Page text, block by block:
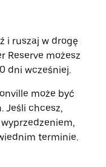
i ruszaj w drogę
Reserve możesz
dni wcześniej.
może być
Jeśli chcesz,
terminie.